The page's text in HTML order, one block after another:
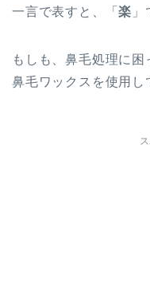
一言で表すと、「楽 」
もしも、鼻毛処理に
鼻毛ワックスを使用し